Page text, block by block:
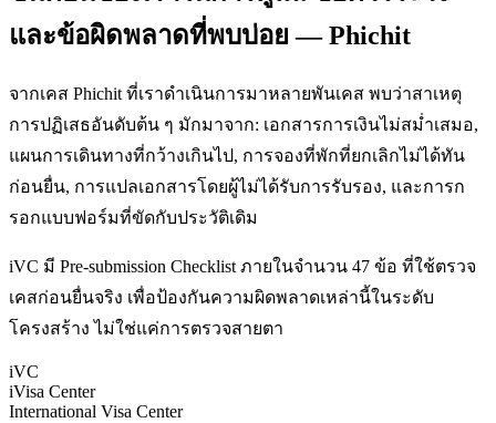
และข้อผิดพลาดที่พบบ่อย — Phichit
จากเคส Phichit ที่เราดำเนินการมาหลายพันเคส พบว่าสาเหตุ
การปฏิเสธอันดับต้น ๆ มักมาจาก: เอกสารการเงินไม่สม่ำเสมอ,
แผนการเดินทางที่กว้างเกินไป, การจองที่พักที่ยกเลิกไม่ได้ทัน
ก่อนยื่น, การแปลเอกสารโดยผู้ไม่ได้รับการรับรอง, และการก
รอกแบบฟอร์มที่ขัดกับประวัติเดิม
iVC มี Pre-submission Checklist ภายในจำนวน 47 ข้อ ที่ใช้ตรวจ
เคสก่อนยื่นจริง เพื่อป้องกันความผิดพลาดเหล่านี้ในระดับ
โครงสร้าง ไม่ใช่แค่การตรวจสายตา
iVC
iVisa Center
International Visa Center